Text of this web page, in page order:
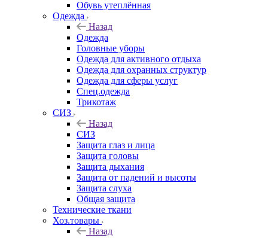
Обувь утеплённая
Одежда
Назад
Одежда
Головные уборы
Одежда для активного отдыха
Одежда для охранных структур
Одежда для сферы услуг
Спец.одежда
Трикотаж
СИЗ
Назад
СИЗ
Защита глаз и лица
Защита головы
Защита дыхания
Защита от падений и высоты
Защита слуха
Общая защита
Технические ткани
Хоз.товары
Назад